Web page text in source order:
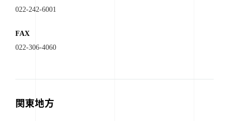
022-242-6001
FAX
022-306-4060
関東地方